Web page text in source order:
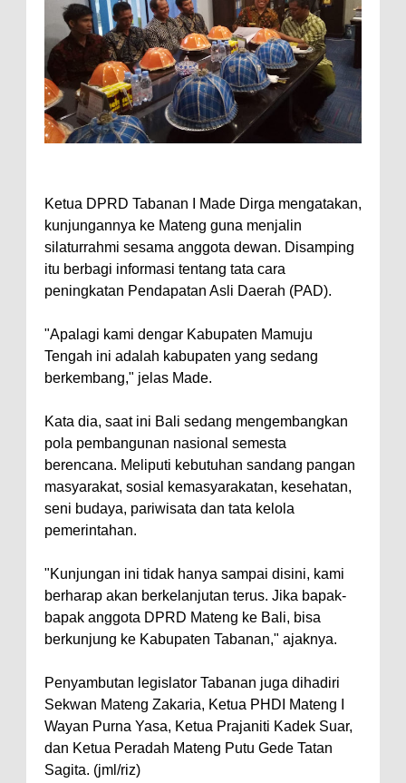
Ketua DPRD Tabanan I Made Dirga mengatakan,
kunjungannya ke Mateng guna menjalin
silaturrahmi sesama anggota dewan. Disamping
itu berbagi informasi tentang tata cara
peningkatan Pendapatan Asli Daerah (PAD).
"Apalagi kami dengar Kabupaten Mamuju
Tengah ini adalah kabupaten yang sedang
berkembang," jelas Made.
Kata dia, saat ini Bali sedang mengembangkan
pola pembangunan nasional semesta
berencana. Meliputi kebutuhan sandang pangan
masyarakat, sosial kemasyarakatan, kesehatan,
seni budaya, pariwisata dan tata kelola
pemerintahan.
"Kunjungan ini tidak hanya sampai disini, kami
berharap akan berkelanjutan terus. Jika bapak-
bapak anggota DPRD Mateng ke Bali, bisa
berkunjung ke Kabupaten Tabanan," ajaknya.
Penyambutan legislator Tabanan juga dihadiri
Sekwan Mateng Zakaria, Ketua PHDI Mateng I
Wayan Purna Yasa, Ketua Prajaniti Kadek Suar,
dan Ketua Peradah Mateng Putu Gede Tatan
Sagita. (jml/riz)